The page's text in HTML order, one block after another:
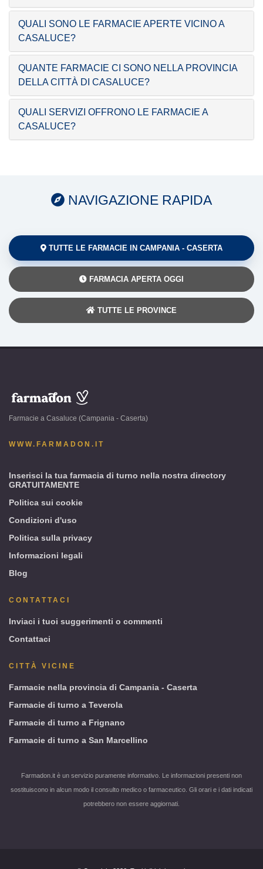
QUALI SONO LE FARMACIE APERTE VICINO A
CASALUCE?
QUANTE FARMACIE CI SONO NELLA PROVINCIA
DELLA CITTÀ DI CASALUCE?
QUALI SERVIZI OFFRONO LE FARMACIE A
CASALUCE?
NAVIGAZIONE RAPIDA
TUTTE LE FARMACIE IN CAMPANIA - CASERTA
FARMACIA APERTA OGGI
TUTTE LE PROVINCE
www.farmadon.it
Casaluce
-
Farmacie a Casaluce (Campania - Caserta)
WWW.FARMADON.IT
Inserisci la tua farmacia di turno nella nostra directory
GRATUITAMENTE
Politica sui cookie
Condizioni d'uso
Politica sulla privacy
Informazioni legali
Blog
CONTATTACI
Inviaci i tuoi suggerimenti o commenti
Contattaci
CITTÀ VICINE
Farmacie nella provincia di Campania - Caserta
Farmacie di turno a Teverola
Farmacie di turno a Frignano
Farmacie di turno a San Marcellino
Farmadon.it è un servizio puramente informativo. Le informazioni presenti non
sostituiscono in alcun modo il consulto medico o farmaceutico. Gli orari e i dati indicati
potrebbero non essere aggiornati.